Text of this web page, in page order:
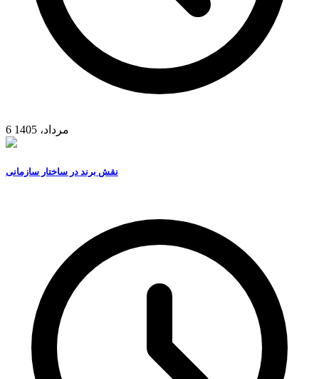
6 مرداد، 1405
نقش برند در ساختار سازمانی